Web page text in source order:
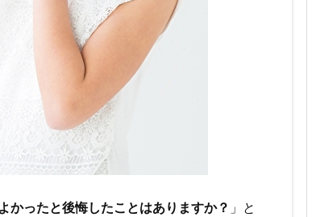
かったと後悔したことはありますか？ 」と